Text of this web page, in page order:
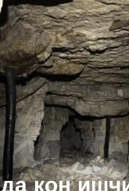
кон